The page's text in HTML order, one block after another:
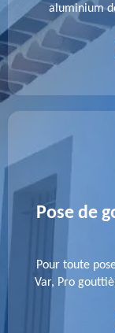
aluminium
chaque
gouttières
Pose de
Pour toute
Var, Pro